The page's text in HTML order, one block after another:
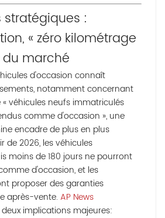
stratégiques :
« zéro kilométrage
du marché
d'occasion connaît
notamment concernant
véhicules neufs immatriculés
comme d'occasion », une
encadre de plus en plus
de 2026, les véhicules
moins de 180 jours ne pourront
d'occasion, et les
proposer des garanties
après-vente. AP News
deux implications majeures: